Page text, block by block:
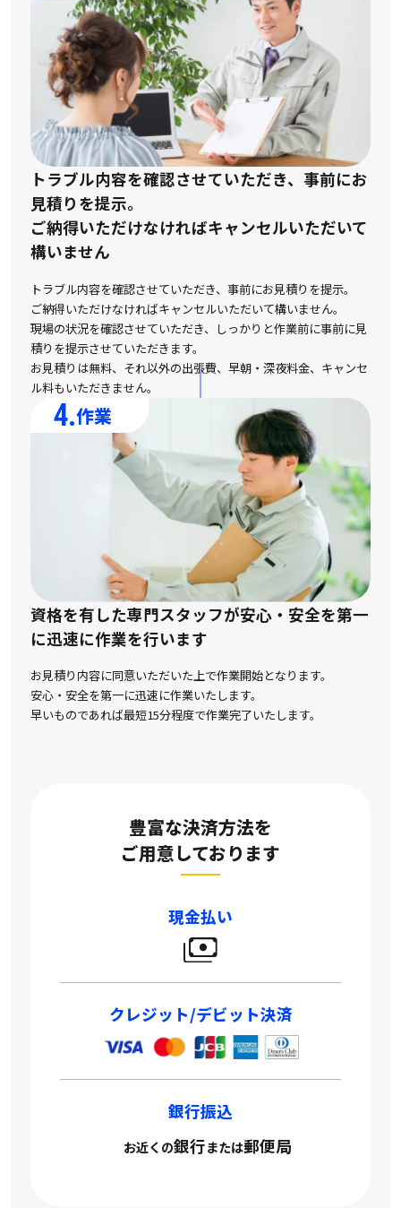
トラブル内容を確認させていただき、事前にお
見積りを提示。
ご納得いただけなければキャンセルいただいて
構いません
トラブル内容を確認させていただき、事前にお見積りを提示。
ご納得いただけなければキャンセルいただいて構いません。
現場の状況を確認させていただき、しっかりと作業前に事前に見
積りを提示させていただきます。
お見積りは無料、それ以外の出張費、早朝・深夜料金、キャンセ
ル料もいただきません。
4.作業
資格を有した専門スタッフが安心・安全を第一
に迅速に作業を行います
お見積り内容に同意いただいた上で作業開始となります。
安心・安全を第一に迅速に作業いたします。
早いものであれば最短15分程度で作業完了いたします。
豊富な決済方法を
ご用意しております
現金払い
クレジット/デビット決済
銀行振込
お近くの銀行または郵便局